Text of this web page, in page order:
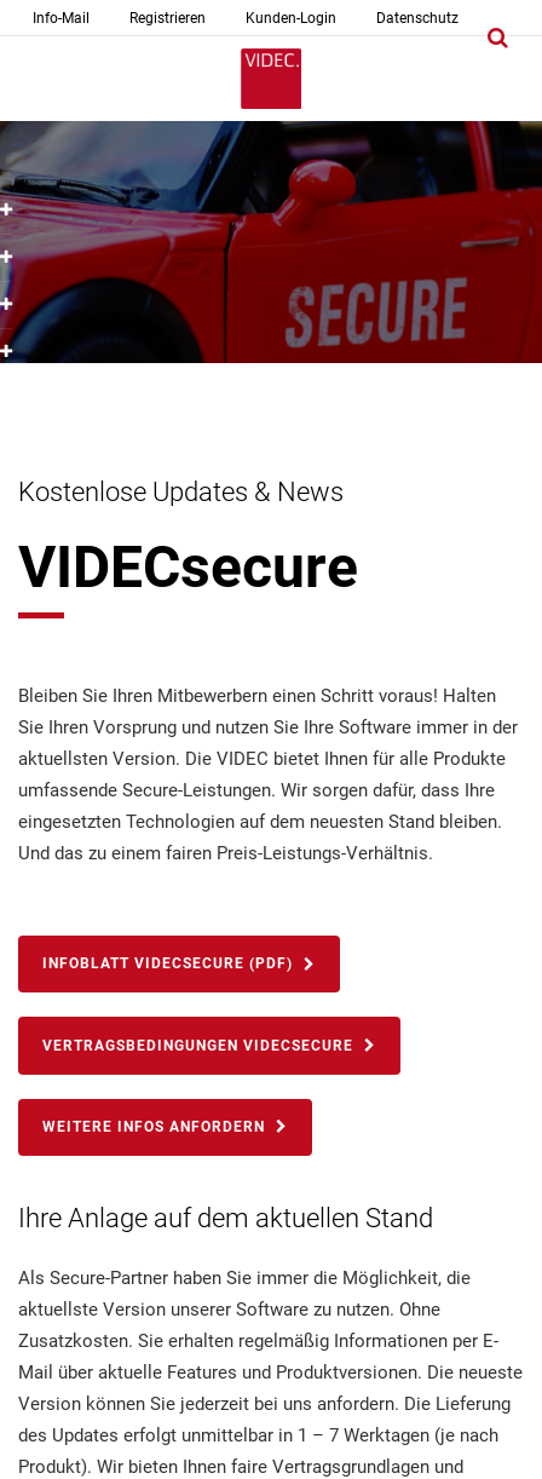
Info-Mail Registrieren Kunden-Login Datenschutz
Kostenlose Updates & News
VIDECsecure
Bleiben Sie Ihren Mitbewerbern einen Schritt voraus! Halten
Sie Ihren Vorsprung und nutzen Sie Ihre Software immer in der
aktuellsten Version. Die VIDEC bietet Ihnen für alle Produkte
umfassende Secure-Leistungen. Wir sorgen dafür, dass Ihre
eingesetzten Technologien auf dem neuesten Stand bleiben.
Und das zu einem fairen Preis-Leistungs-Verhältnis.
INFOBLATT VIDECSECURE (PDF)
VERTRAGSBEDINGUNGEN VIDECSECURE
WEITERE INFOS ANFORDERN
Ihre Anlage auf dem aktuellen Stand
Als Secure-Partner haben Sie immer die Möglichkeit, die
aktuellste Version unserer Software zu nutzen. Ohne
Zusatzkosten. Sie erhalten regelmäßig Informationen per E-
Mail über aktuelle Features und Produktversionen. Die neueste
Version können Sie jederzeit bei uns anfordern. Die Lieferung
des Updates erfolgt unmittelbar in 1 – 7 Werktagen (je nach
Produkt). Wir bieten Ihnen faire Vertragsgrundlagen und